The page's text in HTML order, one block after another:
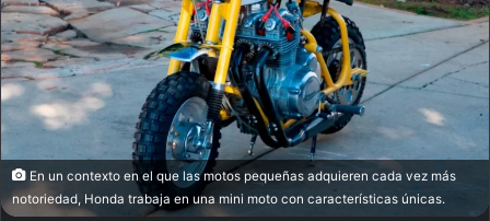
En un contexto en el que las motos pequeñas adquieren cada vez más
notoriedad, Honda trabaja en una mini moto con características únicas.